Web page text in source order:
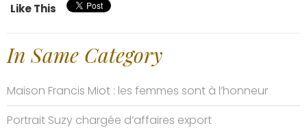
Like This
In Same Category
Maison Francis Miot : les femmes sont à l’honneur
Portrait Suzy chargée d’affaires export